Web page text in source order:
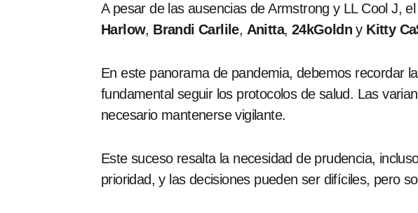
A pesar de las ausencias de Armstrong y LL Cool J,
Harlow, Brandi Carlile, Anitta, 24kGoldn y Kitty
En este panorama de pandemia, debemos recordar
fundamental seguir los protocolos de salud. Las
necesario mantenerse vigilante.
Este suceso resalta la necesidad de prudencia,
prioridad, y las decisiones pueden ser difíciles, pero